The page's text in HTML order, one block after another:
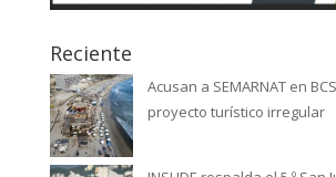
Reciente
Acusan a SEMARNAT en
proyecto turístico irregular